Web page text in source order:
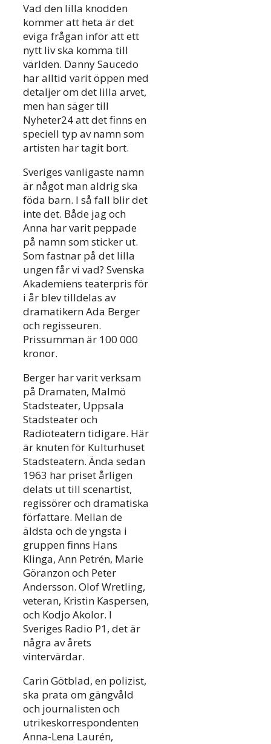
Vad den lilla knodden
kommer att heta är det
eviga frågan inför att ett
nytt liv ska komma till
världen. Danny Saucedo
har alltid varit öppen med
detaljer om det lilla arvet,
men han säger till
Nyheter24 att det finns en
speciell typ av namn som
artisten har tagit bort.
Sveriges vanligaste namn
är något man aldrig ska
föda barn. I så fall blir det
inte det. Både jag och
Anna har varit peppade
på namn som sticker ut.
Som fastnar på det lilla
ungen får vi vad? Svenska
Akademiens teaterpris för
i år blev tilldelas av
dramatikern Ada Berger
och regisseuren.
Prissumman är 100 000
kronor.
Berger har varit verksam
på Dramaten, Malmö
Stadsteater, Uppsala
Stadsteater och
Radioteatern tidigare. Här
är knuten för Kulturhuset
Stadsteatern. Ända sedan
1963 har priset årligen
delats ut till scenartist,
regissörer och dramatiska
författare. Mellan de
äldsta och de yngsta i
gruppen finns Hans
Klinga, Ann Petrén, Marie
Göranzon och Peter
Andersson. Olof Wretling,
veteran, Kristin Kaspersen,
och Kodjo Akolor. I
Sveriges Radio P1, det är
några av årets
vintervärdar.
Carin Götblad, en polizist,
ska prata om gängvåld
och journalisten och
utrikeskorrespondenten
Anna-Lena Laurén,